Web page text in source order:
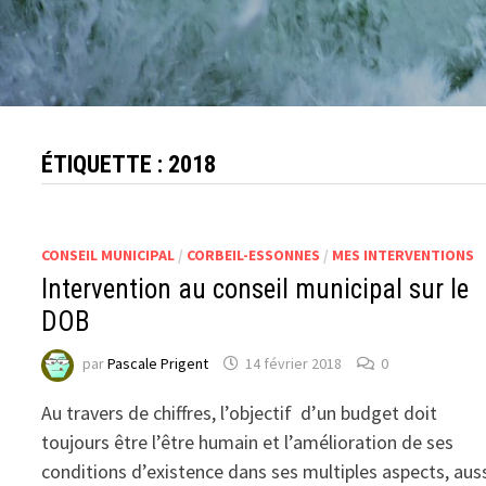
ÉTIQUETTE : 2018
CONSEIL MUNICIPAL / CORBEIL-ESSONNES / MES INTERVENTIONS
Intervention au conseil municipal sur le
DOB
parPascale Prigent 14 février 2018 0
Au travers de chiffres, l’objectif d’un budget doit
toujours être l’être humain et l’amélioration de ses
conditions d’existence dans ses multiples aspects,